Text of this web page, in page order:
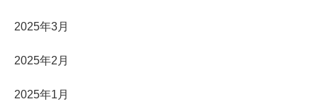
2025年3月
2025年2月
2025年1月